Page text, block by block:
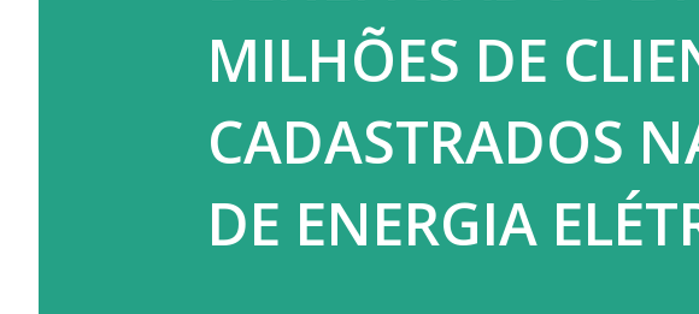
MILHÕES DE
CADASTRADOS
DE ENERGIA